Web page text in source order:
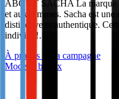
ABOUT SACHA La marque
et aux femmes. Sacha est une
distinctive et authentique.
individu!…
À propos de la campagne
Mode et bijoux